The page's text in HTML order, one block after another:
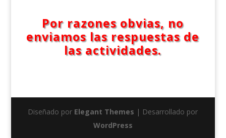
Por razones obvias, no
enviamos las respuestas de
las actividades.
Diseñado por Elegant Themes | Desarrollado por
WordPress